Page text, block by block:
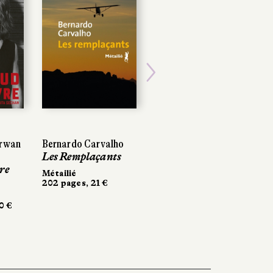
€
Bernardo Carvalho
Les Remplaçants
Métailié
202 pages, 21 €